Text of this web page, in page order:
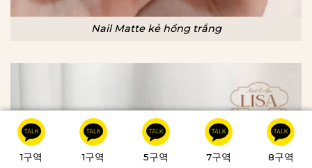
Nail Matte kẻ hồng trắng
1구역 1구역 5구역 7구역 8구역